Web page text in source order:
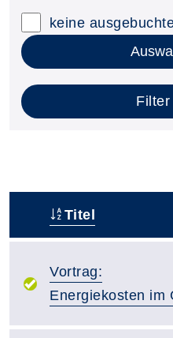
keine
Filter
Titel
Vortrag:
Energiekosten im